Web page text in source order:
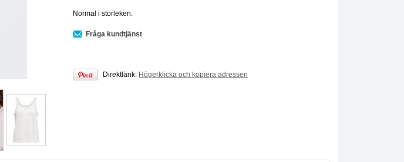
Normal i storleken.
Fråga kundtjänst
Direktlänk: Högerklicka och kopiera adressen